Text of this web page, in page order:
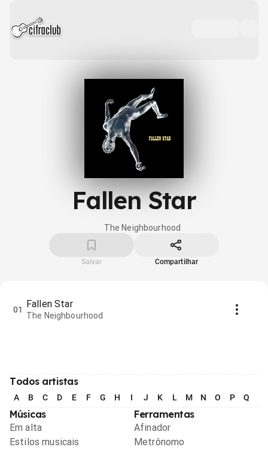
Fallen Star
The Neighbourhood
Salvar Compartilhar
01 Fallen Star
The Neighbourhood
Todos artistas
A B C D E F G H I J K L M N O P Q
Músicas
Em alta
Estilos musicais
Ferramentas
Afinador
Metrônomo